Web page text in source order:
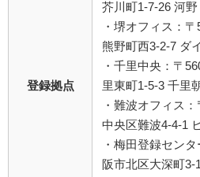
登録拠点
芥川町1-7-26 河
・堺オフィス：
熊野町西3-2-7 ダ
・千里中央：〒
里東町1-5-3 千里
・難波オフィス
中央区難波4-4-1
・梅田登録セン
阪市北区大深町3-